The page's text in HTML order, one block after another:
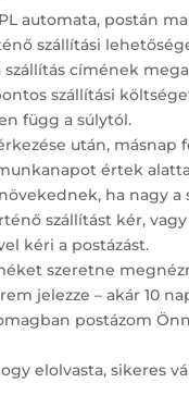
automata, postán
szállítási
szállítás címének
szállítási
függ a súlytól.
után, másnap
értek
ha nagy a
szállítást kér,
kéri a postázást.
szeretne
jelezze – akár 10
postázom
elolvasta, sikeres